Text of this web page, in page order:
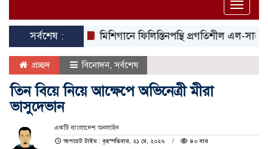
Toggle
সর্বশেষ :মিশিগানে ফিলিস্তিনপন্থি প্রগতিশীল এল-সায়েদের
প্রচ্ছদ বিনোদন,সর্বশেষ
তিন বিয়ে নিয়ে আক্ষেপে অভিনেত্রী মীরা
ভাসুদেভান
একটি বাংলাদেশ অনলাইন
আপডেট টাইম : বৃহস্পতিবার, ২১ মে, ২০২৬
৪০ বার